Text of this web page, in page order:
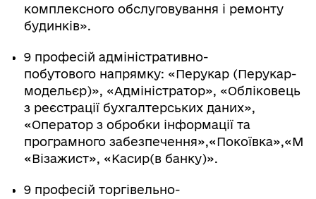
комплексного обслуговування і ремонту
будинків».
9 професій адміністративно-
побутового напрямку: «Перукар (Перукар-
модельєр)», «Адміністратор», «Обліковець
з реєстрації бухгалтерських даних»,
«Оператор з обробки інформації та
програмного
«Візажист», «Касир(в банку)».
9 професій торгівельно-